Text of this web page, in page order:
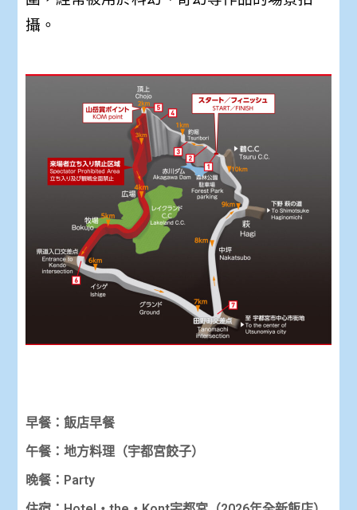
攝。
早餐：飯店早餐
午餐：地方料理（宇都宮餃子）
晚餐：Party